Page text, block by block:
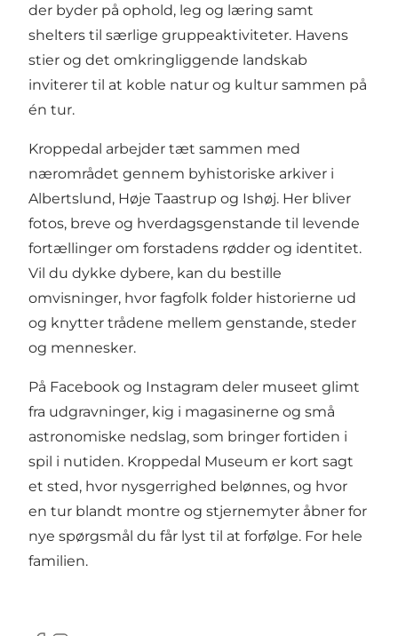
der byder på ophold, leg og læring samt
shelters til særlige gruppeaktiviteter. Havens
stier og det omkringliggende landskab
inviterer til at koble natur og kultur sammen på
én tur.
Kroppedal arbejder tæt sammen med
nærområdet gennem byhistoriske arkiver i
Albertslund, Høje Taastrup og Ishøj. Her bliver
fotos, breve og hverdagsgenstande til levende
fortællinger om forstadens rødder og identitet.
Vil du dykke dybere, kan du bestille
omvisninger, hvor fagfolk folder historierne ud
og knytter trådene mellem genstande, steder
og mennesker.
På Facebook og Instagram deler museet glimt
fra udgravninger, kig i magasinerne og små
astronomiske nedslag, som bringer fortiden i
spil i nutiden. Kroppedal Museum er kort sagt
et sted, hvor nysgerrighed belønnes, og hvor
en tur blandt montre og stjernemyter åbner for
nye spørgsmål du får lyst til at forfølge. For hele
familien.